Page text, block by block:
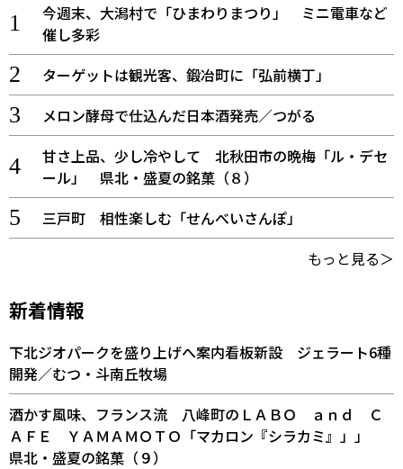
今週末、大潟村で「ひまわりまつり」 ミニ電車など
催し多彩
ターゲットは観光客、鍛冶町に「弘前横丁」
メロン酵母で仕込んだ日本酒発売／つがる
甘さ上品、少し冷やして 北秋田市の晩梅「ル・デセ
ール」 県北・盛夏の銘菓（８）
三戸町 相性楽しむ「せんべいさんぽ」
もっと見る＞
新着情報
下北ジオパークを盛り上げへ案内看板新設 ジェラート6種
開発／むつ・斗南丘牧場
酒かす風味、フランス流 八峰町のＬＡＢＯ ａｎｄ Ｃ
ＡＦＥ ＹＡＭＡＭＯＴＯ「マカロン『シラカミ』」」
県北・盛夏の銘菓（９）